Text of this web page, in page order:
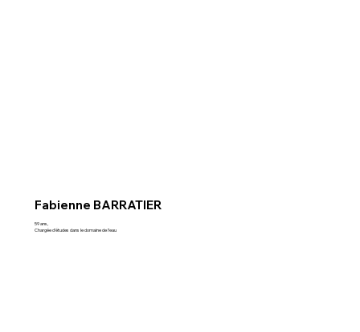
Fabienne BARRATIER
59 ans,
Chargée d’études dans le domaine de l’eau